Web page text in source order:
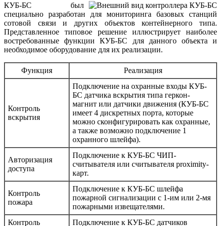
КУБ-БС был
специально разработан для мониторинга базовых станций
сотовой связи и других объектов контейнерного типа.
Представленное типовое решение иллюстрирует наиболее
востребованные функции КУБ-БС для данного объекта и
необходимое оборудование для их реализации.
Функция Реализация
Контроль
вскрытия
Подключение на охранные входы КУБ-
БС датчика вскрытия типа геркон-
магнит или датчики движения (КУБ-БС
имеет 4 дискретных порта, которые
можно сконфигурировать как охранные,
а также возможно подключение 1
охранного шлейфа).
Авторизация
доступа
Подключение к КУБ-БС ЧИП-
считывателя или считывателя proximity-
карт.
Контроль
пожара
Подключение к КУБ-БС шлейфа
пожарной сигнализации с 1-им или 2-мя
пожарными извещателями.
Контроль
Подключение к КУБ-БС датчиков